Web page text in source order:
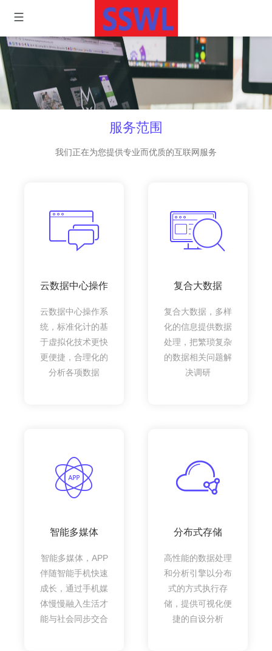
服务范围
我们正在为您提供专业而优质的互联网服务
云数据中心操作
云数据中心操作系
统，标准化计的基
于虚拟化技术更快
更便捷，合理化的
分析各项数据
复合大数据
复合大数据，多样
化的信息提供数据
处理，把繁琐复杂
的数据相关问题解
决调研
智能多媒体
智能多媒体，APP
伴随智能手机快速
成长，通过手机媒
体慢慢融入生活才
能与社会同步交合
分布式存储
高性能的数据处理
和分析引擎以分布
式的方式执行存
储，提供可视化便
捷的自设分析